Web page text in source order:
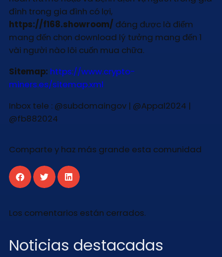
đình trong gia đình có lợi,
https://f168.showroom/ đáng được là điểm
mang đến chọn download lý tưởng mang đến 1
vài người nào lôi cuốn mua chữa.
Sitemap: https://www.crypto-
miners.es/sitemap.xml
Inbox tele : @subdomaingov | @Appal2024 |
@fb882024
Comparte y haz más grande esta comunidad
Los comentarios están cerrados.
Noticias destacadas